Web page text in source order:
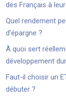
des Français à
Quel rendement
d’épargne ?
À quoi sert
développement
Faut-il choisir un
débuter ?